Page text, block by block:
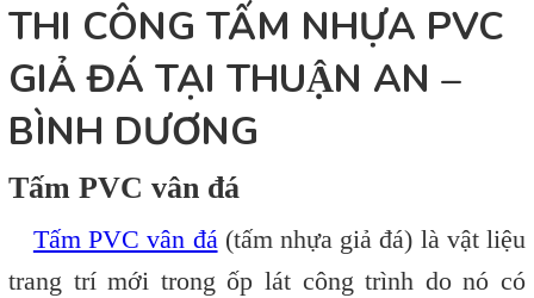
THI CÔNG TẤM NHỰA PVC
GIẢ ĐÁ TẠI THUẬN AN –
BÌNH DƯƠNG
Tấm PVC vân đá
Tấm PVC vân đá(tấm nhựa giả đá) là vật liệu
trang trí mới trong ốp lát công trình do nó có